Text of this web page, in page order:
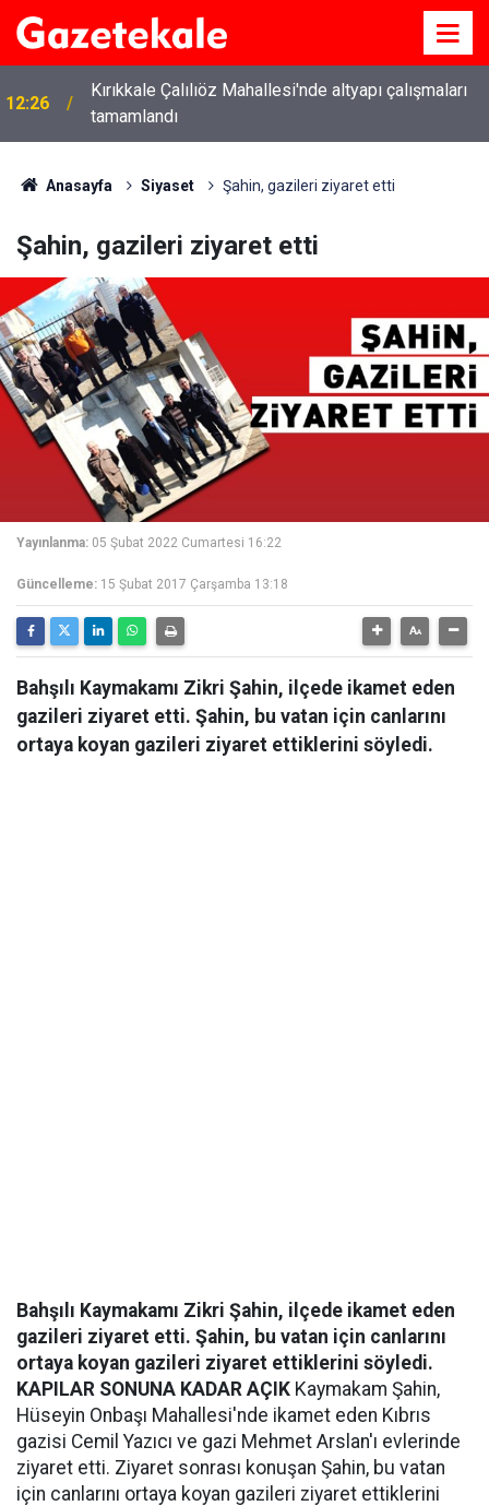
12:26
Kırıkkale Çalılıöz Mahallesi'nde altyapı çalışmaları
tamamlandı
Anasayfa Siyaset Şahin, gazileri ziyaret etti
Şahin, gazileri ziyaret etti
Yayınlanma: 05 Şubat 2022 Cumartesi 16:22
Güncelleme: 15 Şubat 2017 Çarşamba 13:18
Bahşılı Kaymakamı Zikri Şahin, ilçede ikamet eden
gazileri ziyaret etti. Şahin, bu vatan için canlarını
ortaya koyan gazileri ziyaret ettiklerini söyledi.
Bahşılı Kaymakamı Zikri Şahin, ilçede ikamet eden
gazileri ziyaret etti. Şahin, bu vatan için canlarını
ortaya koyan gazileri ziyaret ettiklerini söyledi.
KAPILAR SONUNA KADAR AÇIK Kaymakam Şahin,
Hüseyin Onbaşı Mahallesi'nde ikamet eden Kıbrıs
gazisi Cemil Yazıcı ve gazi Mehmet Arslan'ı evlerinde
ziyaret etti. Ziyaret sonrası konuşan Şahin, bu vatan
için canlarını ortaya koyan gazileri ziyaret ettiklerini